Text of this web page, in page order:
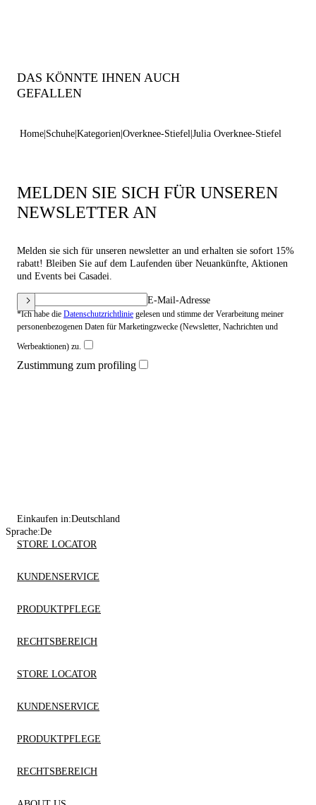
DAS KÖNNTE IHNEN AUCH
GEFALLEN
Home Schuhe Kategorien Overknee-Stiefel Julia Overknee-Stiefel
MELDEN SIE SICH FÜR UNSEREN
NEWSLETTER AN
Melden sie sich für unseren newsletter an und erhalten sie sofort 15%
rabatt! Bleiben Sie auf dem Laufenden über Neuankünfte, Aktionen
und Events bei Casadei.
E-Mail-Adresse
*Ich habe die Datenschutzrichtlinie gelesen und stimme der Verarbeitung meiner
personenbezogenen Daten für Marketingzwecke (Newsletter, Nachrichten und
Werbeaktionen) zu.
Zustimmung zum profiling
Einkaufen in:Deutschland
Sprache:De
STORE LOCATOR
KUNDENSERVICE
PRODUKTPFLEGE
RECHTSBEREICH
STORE LOCATOR
KUNDENSERVICE
PRODUKTPFLEGE
RECHTSBEREICH